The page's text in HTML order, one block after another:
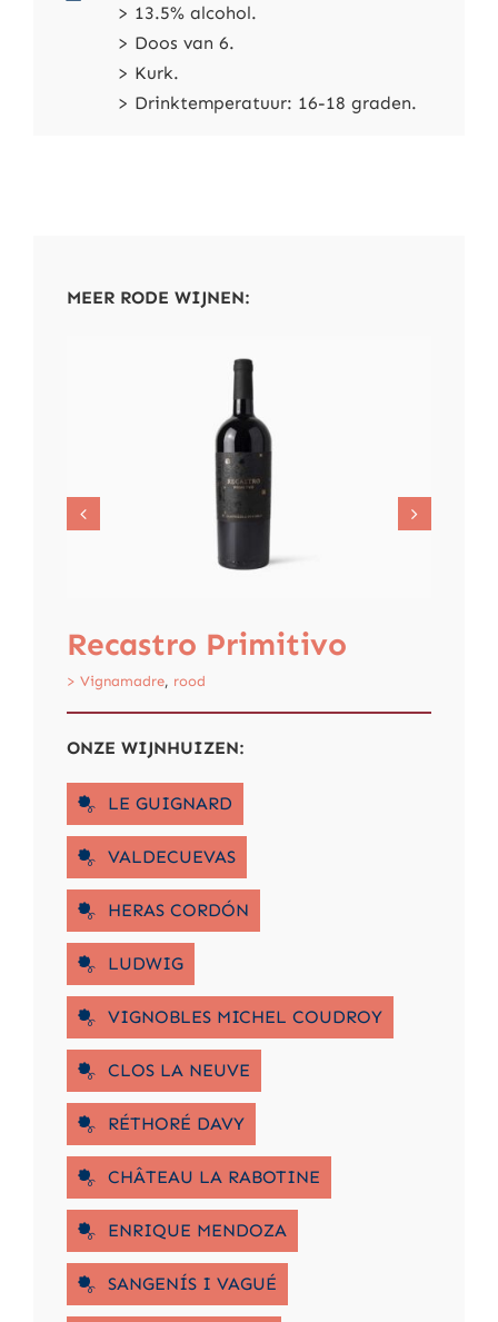
> 13.5% alcohol.
> Doos van 6.
> Kurk.
> Drinktemperatuur: 16-18 graden.
MEER RODE WIJNEN:
Recastro Primitivo
> Vignamadre, rood
ONZE WIJNHUIZEN:
LE GUIGNARD
VALDECUEVAS
HERAS CORDÓN
LUDWIG
VIGNOBLES MICHEL COUDROY
CLOS LA NEUVE
RÉTHORÉ DAVY
CHÂTEAU LA RABOTINE
ENRIQUE MENDOZA
SANGENÍS I VAGUÉ